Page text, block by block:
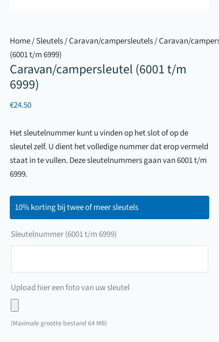
Home/Sleutels/Caravan/campersleutels/ Caravan/
(6001 t/m 6999)
Caravan/campersleutel (6001 t/m
6999)
€24.50
Het sleutelnummer kunt u vinden op het slot of op de
sleutel zelf. U dient het volledige nummer dat erop vermeld
staat in te vullen. Deze sleutelnummers gaan van 6001 t/m
6999.
10% korting bij twee of meer sleutels
Sleutelnummer (6001 t/m 6999)
6999)
Upload hier een foto van uw sleutel
hier
(Maximale grootte bestand 64 MB)